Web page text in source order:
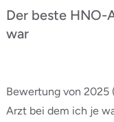
Der beste HNO-
war
Bewertung von 2025
Arzt bei dem ich je